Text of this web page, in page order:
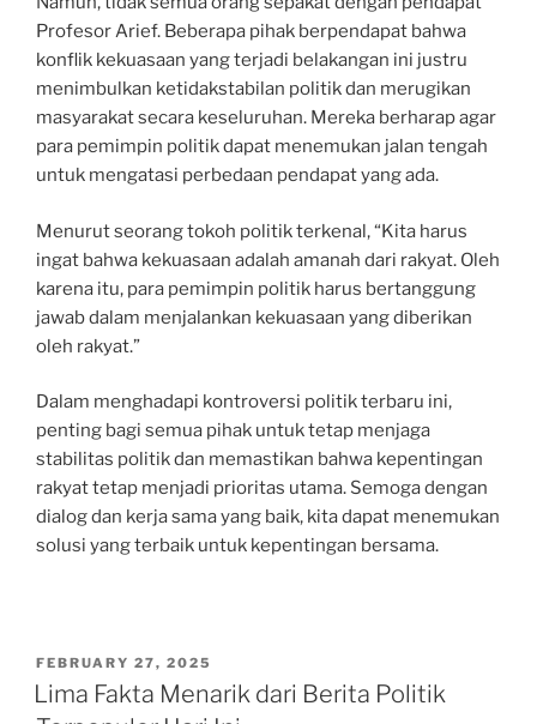
Profesor Arief. Beberapa pihak berpendapat bahwa
konflik kekuasaan yang terjadi belakangan ini justru
menimbulkan ketidakstabilan politik dan merugikan
masyarakat secara keseluruhan. Mereka berharap agar
para pemimpin politik dapat menemukan jalan tengah
untuk mengatasi perbedaan pendapat yang ada.
Menurut seorang tokoh politik terkenal, “Kita harus
ingat bahwa kekuasaan adalah amanah dari rakyat. Oleh
karena itu, para pemimpin politik harus bertanggung
jawab dalam menjalankan kekuasaan yang diberikan
oleh rakyat.”
Dalam menghadapi kontroversi politik terbaru ini,
penting bagi semua pihak untuk tetap menjaga
stabilitas politik dan memastikan bahwa kepentingan
rakyat tetap menjadi prioritas utama. Semoga dengan
dialog dan kerja sama yang baik, kita dapat menemukan
solusi yang terbaik untuk kepentingan bersama.
POSTED
ON
FEBRUARY 27, 2025
Lima Fakta Menarik dari Berita Politik